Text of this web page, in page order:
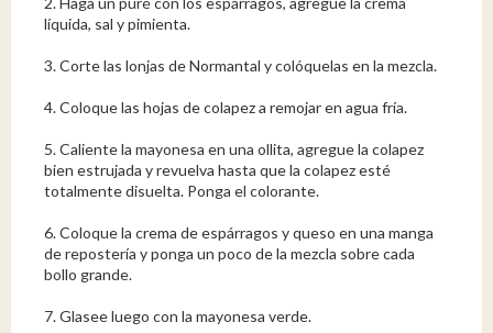
líquida, sal y pimienta.
3. Corte las lonjas de Normantal y colóquelas en la mezcla.
4. Coloque las hojas de colapez a remojar en agua fría.
5. Caliente la mayonesa en una ollita, agregue la colapez
bien estrujada y revuelva hasta que la colapez esté
totalmente disuelta. Ponga el colorante.
6. Coloque la crema de espárragos y queso en una manga
de repostería y ponga un poco de la mezcla sobre cada
bollo grande.
7. Glasee luego con la mayonesa verde.